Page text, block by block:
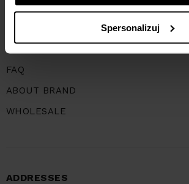
Spersonalizuj
SHOP REGULATIONS
PRIVACY POLICY
FAQ
ABOUT BRAND
WHOLESALE
ADDRESSES